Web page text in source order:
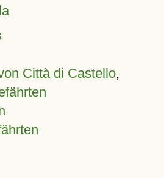
Città di Castello,